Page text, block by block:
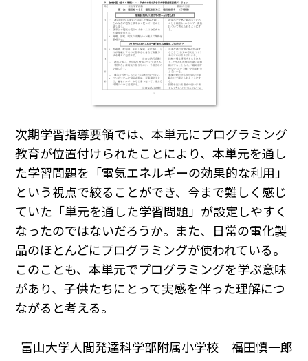
次期学習指導要領では、本単元にプログラミング
教育が位置付けられたことにより、本単元を通し
た学習問題を「電気エネルギーの効果的な利用」
という視点で絞ることができ、今まで難しく感じ
ていた「単元を通した学習問題」が設定しやすく
なったのではないだろうか。また、日常の電化製
品のほとんどにプログラミングが使われている。
このことも、本単元でプログラミングを学ぶ意味
があり、子供たちにとって実感を伴った理解につ
ながると考える。
富山大学人間発達科学部附属小学校 福田慎一郎